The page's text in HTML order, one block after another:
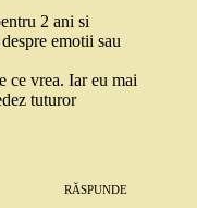
2 ani si
emotii sau
ce vrea. Iar eu mai
tuturor
RĂSPUNDE